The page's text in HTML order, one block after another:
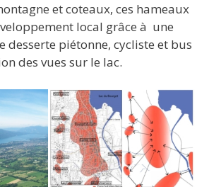
et coteaux, ces hameaux
local grâce à une
desserte piétonne, cycliste et bus
des vues sur le lac.